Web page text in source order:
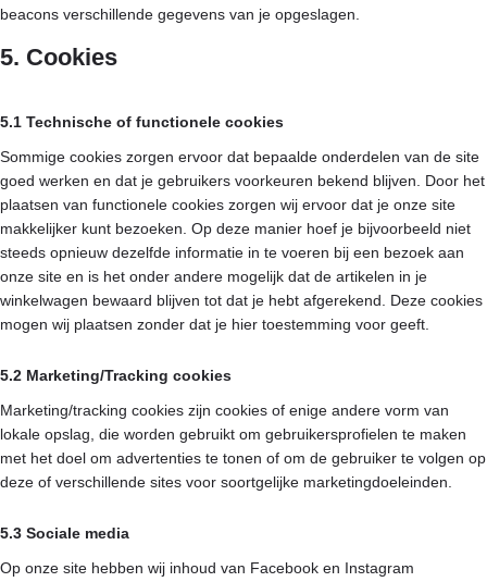
beacons verschillende gegevens van je opgeslagen.
5. Cookies
5.1 Technische of functionele cookies
Sommige cookies zorgen ervoor dat bepaalde onderdelen van de site
goed werken en dat je gebruikers voorkeuren bekend blijven. Door het
plaatsen van functionele cookies zorgen wij ervoor dat je onze site
makkelijker kunt bezoeken. Op deze manier hoef je bijvoorbeeld niet
steeds opnieuw dezelfde informatie in te voeren bij een bezoek aan
onze site en is het onder andere mogelijk dat de artikelen in je
winkelwagen bewaard blijven tot dat je hebt afgerekend. Deze cookies
mogen wij plaatsen zonder dat je hier toestemming voor geeft.
5.2 Marketing/Tracking cookies
Marketing/tracking cookies zijn cookies of enige andere vorm van
lokale opslag, die worden gebruikt om gebruikersprofielen te maken
met het doel om advertenties te tonen of om de gebruiker te volgen op
deze of verschillende sites voor soortgelijke marketingdoeleinden.
5.3 Sociale media
Op onze site hebben wij inhoud van Facebook en Instagram